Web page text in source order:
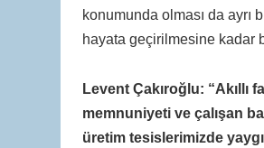
konumunda olması da
hayata geçirilmesine kadar
Levent Çakıroğlu:
memnuniyeti ve çalışan
üretim tesislerimizde